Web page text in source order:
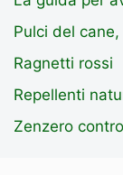
Pulci del
Ragnetti rossi
Repellenti
Zenzero